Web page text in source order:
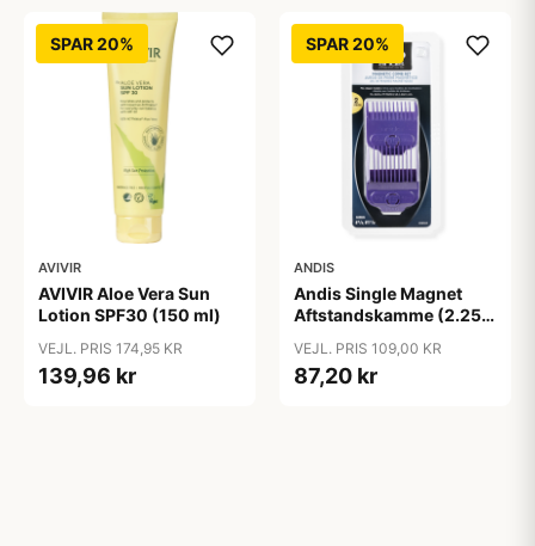
SPAR 20%
AVIVIR
AVIVIR Aloe Vera Sun
Lotion SPF30 (150 ml)
VEJL. PRIS 174,95 KR
139,96 kr
SPAR 20%
ANDIS
Andis Single Magnet
Aftstandskamme (2.25
VEJL. PRIS 109,00 KR
87,20 kr